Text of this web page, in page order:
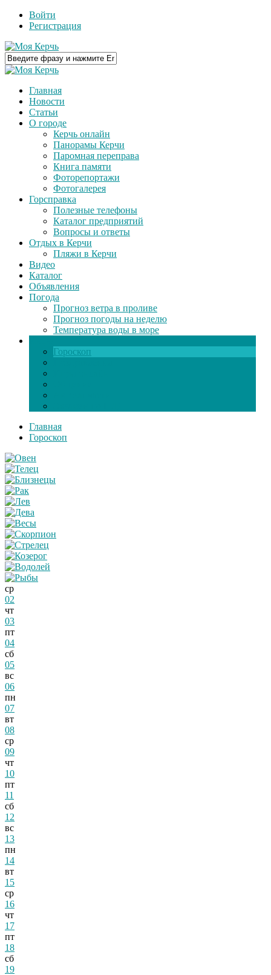
Войти
Регистрация
Главная
Новости
Статьи
О городе
Керчь онлайн
Панорамы Керчи
Паромная переправа
Книга памяти
Фоторепортажи
Фотогалерея
Горсправка
Полезные телефоны
Каталог предприятий
Вопросы и ответы
Отдых в Керчи
Пляжи в Керчи
Видео
Каталог
Объявления
Погода
Прогноз ветра в проливе
Прогноз погоды на неделю
Температура воды в море
Гороскоп
Главная
Гороскоп
ср
02
чт
03
пт
04
сб
05
вс
06
пн
07
вт
08
ср
09
чт
10
пт
11
сб
12
вс
13
пн
14
вт
15
ср
16
чт
17
пт
18
сб
19